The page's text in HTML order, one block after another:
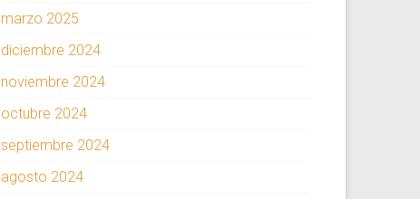
marzo 2025
diciembre 2024
noviembre 2024
octubre 2024
septiembre 2024
agosto 2024